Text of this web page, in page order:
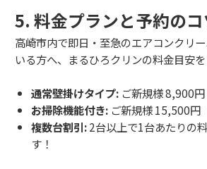
5. 料金プランと予約のコ
高崎市内で即日・至急のエアコンクリ
いる方へ、まるひろクリンの料金目安を
通常壁掛けタイプ: ご新規様 8,900
お掃除機能付き: ご新規様 15,500円
複数台割引:2台以上で1台あたりの
す！